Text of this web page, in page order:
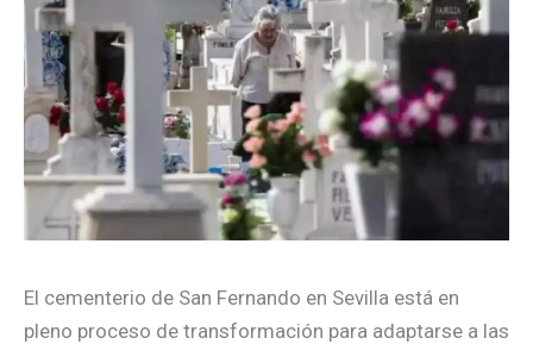
El cementerio de San Fernando en Sevilla está en
pleno proceso de transformación para adaptarse a las